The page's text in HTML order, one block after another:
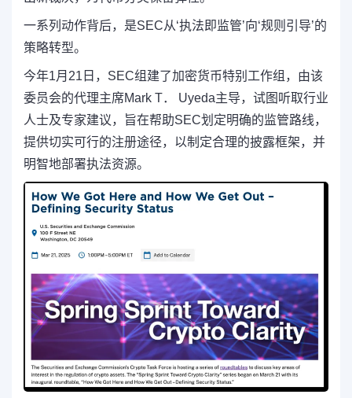
一系列动作背后，是SEC从‘执法即监管’向‘规则引导’的
策略转型。
今年1月21日，SEC组建了加密货币特别工作组，由该
委员会的代理主席Mark T． Uyeda主导，试图听取行业
人士及专家建议，旨在帮助SEC划定明确的监管路线，
提供切实可行的注册途径，以制定合理的披露框架，并
明智地部署执法资源。